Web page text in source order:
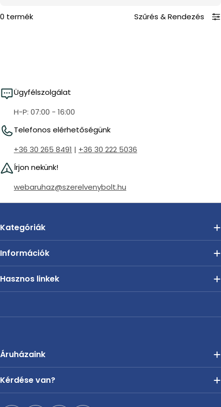
meg könnyedén az Ön számára ideális
0 termék Szűrés &Rendezés
Ügyfélszolgálat
H-P: 07:00 - 16:00
Telefonos elérhetőségünk
+36 30 265 8491 | +36 30 222 5036
Írjon nekünk!
webaruhaz@szerelvenybolt.hu
Kategóriák
Információk
Hasznos linkek
Áruházaink
Kérdése van?